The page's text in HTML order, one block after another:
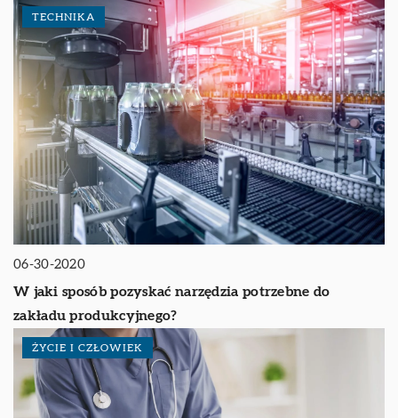
TECHNIKA
06-30-2020
W jaki sposób pozyskać narzędzia potrzebne do
zakładu produkcyjnego?
ŻYCIE I CZŁOWIEK